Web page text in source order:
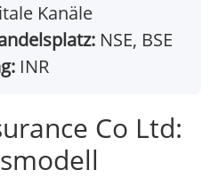
Kanäle
NSE, BSE
INR
Co Ltd: